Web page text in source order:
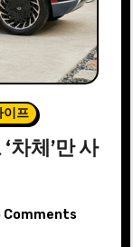
이프
차체’만 사
Comments